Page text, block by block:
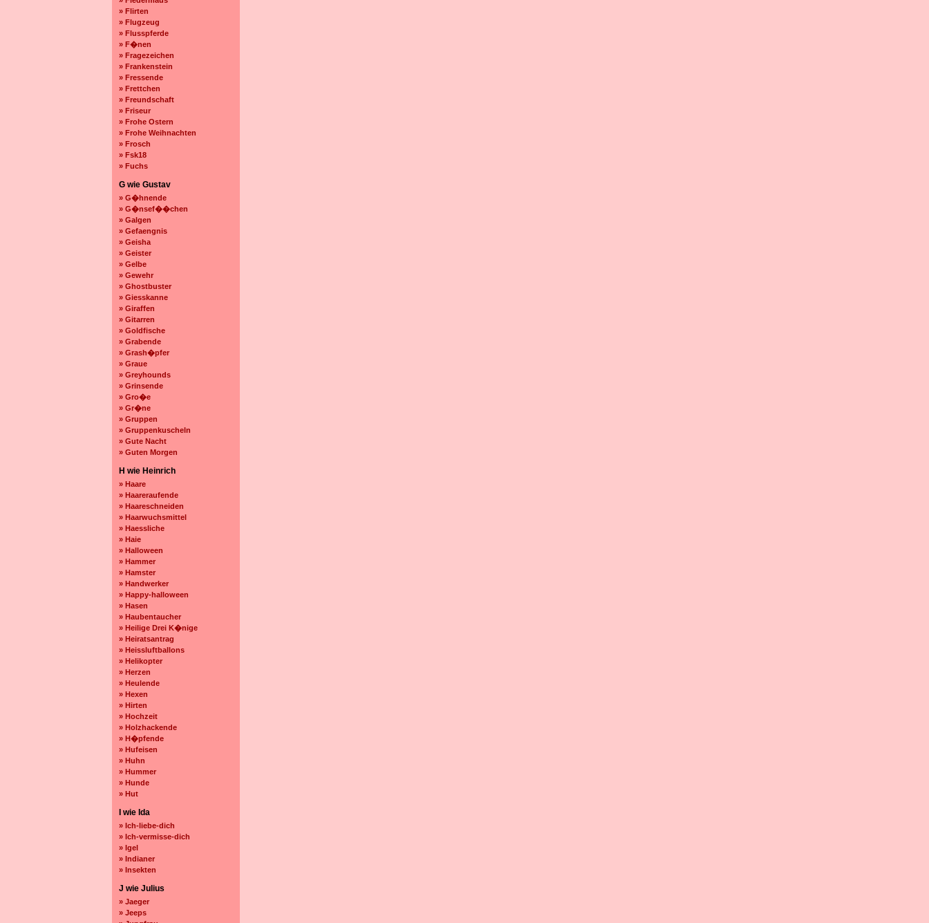
» Flirten
» Flugzeug
» Flusspferde
» F�nen
» Fragezeichen
» Frankenstein
» Fressende
» Frettchen
» Freundschaft
» Friseur
» Frohe Ostern
» Frohe Weihnachten
» Frosch
» Fsk18
» Fuchs
G wie Gustav
» G�hnende
» G�nsef��chen
» Galgen
» Gefaengnis
» Geisha
» Geister
» Gelbe
» Gewehr
» Ghostbuster
» Giesskanne
» Giraffen
» Gitarren
» Goldfische
» Grabende
» Grash�pfer
» Graue
» Greyhounds
» Grinsende
» Gro�e
» Gr�ne
» Gruppen
» Gruppenkuscheln
» Gute Nacht
» Guten Morgen
H wie Heinrich
» Haare
» Haareraufende
» Haareschneiden
» Haarwuchsmittel
» Haessliche
» Haie
» Halloween
» Hammer
» Hamster
» Handwerker
» Happy-halloween
» Hasen
» Haubentaucher
» Heilige Drei K�nige
» Heiratsantrag
» Heissluftballons
» Helikopter
» Herzen
» Heulende
» Hexen
» Hirten
» Hochzeit
» Holzhackende
» H�pfende
» Hufeisen
» Huhn
» Hummer
» Hunde
» Hut
I wie Ida
» Ich-liebe-dich
» Ich-vermisse-dich
» Igel
» Indianer
» Insekten
J wie Julius
» Jaeger
» Jeeps